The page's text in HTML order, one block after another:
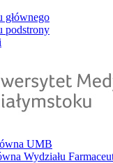
głównego
podstrony
UMB
Wydziału